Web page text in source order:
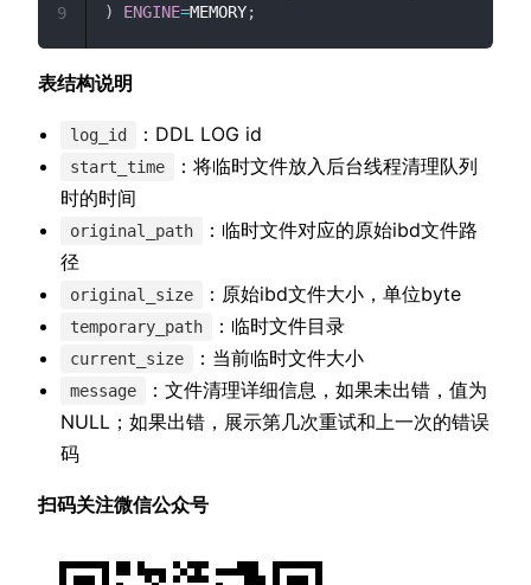
)
ENGINE=MEMORY;
9
表结构说明
log_id ：DDL LOG id
start_time
：将临时文件放入后台线程清理队列
时的时间
original_path
：临时文件对应的原始ibd文件路
径
original_size ：原始ibd文件大小，单位byte
temporary_path ：临时文件目录
current_size ：当前临时文件大小
message
：文件清理详细信息，如果未出错，值为
NULL；如果出错，展示第几次重试和上一次的错误
码
扫码关注微信公众号